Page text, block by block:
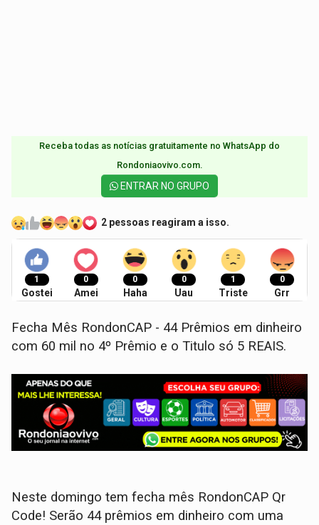
Receba todas as notícias gratuitamente no WhatsApp do
Rondoniaovivo.com.​
ENTRAR NO GRUPO
2 pessoas reagiram a isso.
1
Gostei
0
Amei
0
Haha
0
Uau
1
Triste
0
Grr
Fecha Mês RondonCAP - 44 Prêmios em dinheiro
com 60 mil no 4º Prêmio e o Titulo só 5 REAIS.
Neste domingo tem fecha mês RondonCAP Qr
Code! Serão 44 prêmios em dinheiro com uma